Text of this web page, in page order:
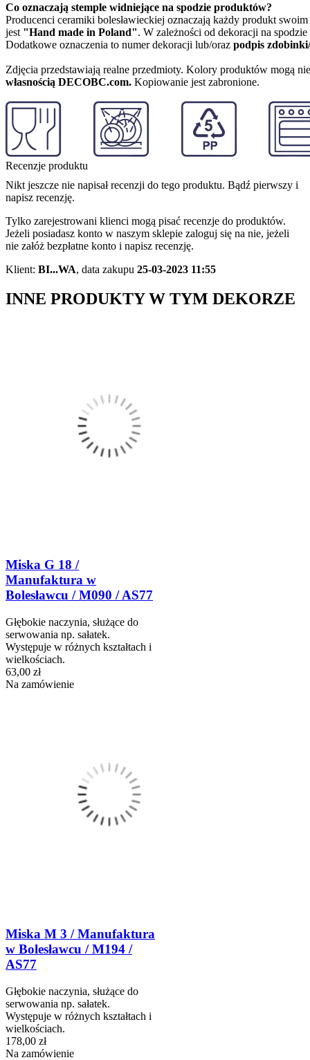
Co oznaczają stemple widniejące na spodzie produktów?
Producenci ceramiki bolesławieckiej oznaczają każdy produkt swoim
jest "Hand made in Poland". W zależności od dekoracji na
Dodatkowe oznaczenia to numer dekoracji lub/oraz podpis
Zdjęcia przedstawiają realne przedmioty. Kolory produktów mogą
własnością DECOBC.com. Kopiowanie jest zabronione.
Recenzje produktu
Nikt jeszcze nie napisał recenzji do tego produktu. Bądź pierwszy i
napisz recenzję.
Tylko zarejestrowani klienci mogą pisać recenzje do produktów.
Jeżeli posiadasz konto w naszym sklepie zaloguj się na nie, jeżeli
nie załóż bezpłatne konto i napisz recenzję.
Klient: BI...WA, data zakupu 25-03-2023 11:55
INNE PRODUKTY W TYM DEKORZE
Miska G 18 /
Manufaktura w
Bolesławcu / M090 / AS77
Głębokie naczynia, służące do
serwowania np. sałatek.
Występuje w różnych kształtach i
wielkościach.
63,00 zł
Na zamówienie
Miska M 3 / Manufaktura
w Bolesławcu / M194 /
AS77
Głębokie naczynia, służące do
serwowania np. sałatek.
Występuje w różnych kształtach i
wielkościach.
178,00 zł
Na zamówienie